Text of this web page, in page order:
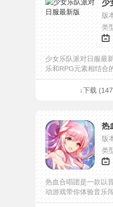
跃。
版
类
少女乐队派对日服最
乐和RPG元素相结合
游戏，此版本的日文
仅支持日文，该游戏
打造所呈现的华丽特
↓下载
热
版
类
热血合唱团是一款以
动游戏带你体验音乐
感，多样化的交互玩